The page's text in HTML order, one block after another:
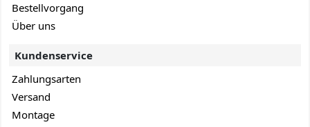
Bestellvorgang
Über uns
Kundenservice
Zahlungsarten
Versand
Montage